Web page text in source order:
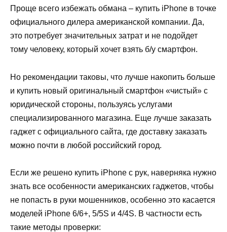
Проще всего избежать обмана – купить iPhone в точке
официального дилера американской компании. Да,
это потребует значительных затрат и не подойдет
тому человеку, который хочет взять б/у смартфон.
Но рекомендации таковы, что лучше накопить больше
и купить новый оригинальный смартфон «чистый» с
юридической стороны, пользуясь услугами
специализированного магазина. Еще лучше заказать
гаджет с официального сайта, где доставку заказать
можно почти в любой российский город.
Если же решено купить iPhone с рук, наверняка нужно
знать все особенности американских гаджетов, чтобы
не попасть в руки мошенников, особенно это касается
моделей iPhone 6/6+, 5/5S и 4/4S. В частности есть
такие методы проверки: